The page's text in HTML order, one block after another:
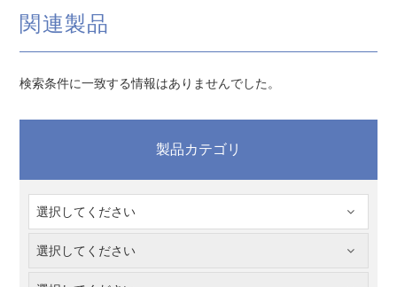
関連製品
検索条件に一致する情報はありませんでした。
製品カテゴリ